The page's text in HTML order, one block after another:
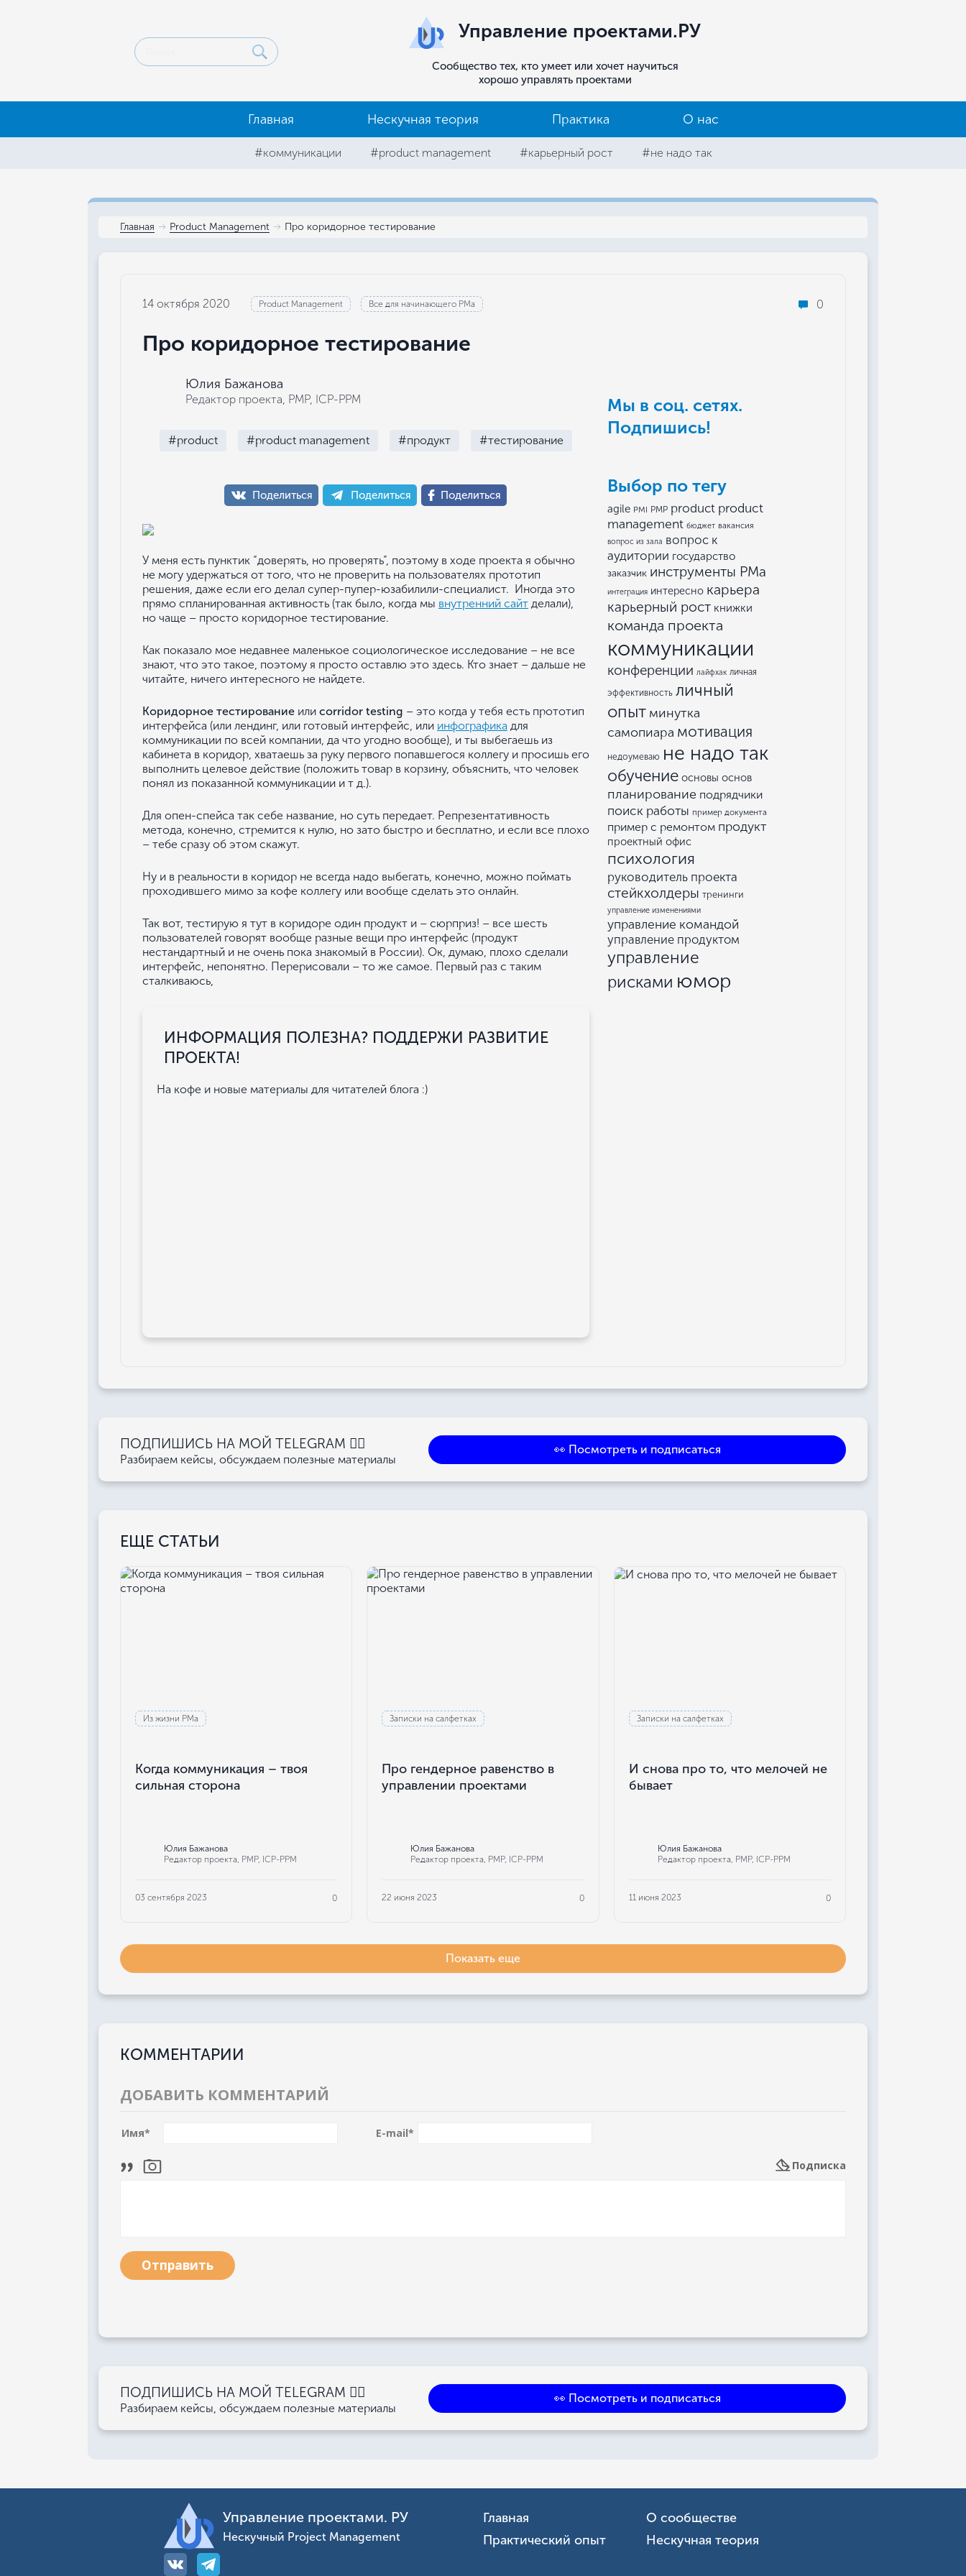
Управление проектами.РУ
Сообщество тех, кто умеет или хочет научиться
хорошо управлять проектами
Главная Нескучная теория Практика О нас
#коммуникации #product management #карьерный рост #не надо так
Главная Product Management Про коридорное тестирование
14 октября 2020 Product Management Все для начинающего РМа 0
Про коридорное тестирование
Юлия Бажанова
Редактор проекта, РМР, ICP-PPM
#product #product management #продукт #тестирование
Поделиться Поделиться Поделиться
У меня есть пунктик “доверять, но проверять”, поэтому в ходе проекта я обычно
не могу удержаться от того, что не проверить на пользователях прототип
решения, даже если его делал супер-пупер-юзабилили-специалист. Иногда это
прямо спланированная активность (так было, когда мы внутренний сайт делали),
но чаще – просто коридорное тестирование.
Как показало мое недавнее маленькое социологическое исследование – не все
знают, что это такое, поэтому я просто оставлю это здесь. Кто знает – дальше не
читайте, ничего интересного не найдете.
Коридорное тестирование или corridor testing – это когда у тебя есть прототип
интерфейса (или лендинг, или готовый интерфейс, или инфографика для
коммуникации по всей компании, да что угодно вообще), и ты выбегаешь из
кабинета в коридор, хватаешь за руку первого попавшегося коллегу и просишь его
выполнить целевое действие (положить товар в корзину, объяснить, что человек
понял из показанной коммуникации и т д.).
Для опен-спейса так себе название, но суть передает. Репрезентативность
метода, конечно, стремится к нулю, но зато быстро и бесплатно, и если все плохо
– тебе сразу об этом скажут.
Ну и в реальности в коридор не всегда надо выбегать, конечно, можно поймать
проходившего мимо за кофе коллегу или вообще сделать это онлайн.
Так вот, тестирую я тут в коридоре один продукт и – сюрприз! – все шесть
пользователей говорят вообще разные вещи про интерфейс (продукт
нестандартный и не очень пока знакомый в России). Ок, думаю, плохо сделали
интерфейс, непонятно. Перерисовали – то же самое. Первый раз с таким
сталкиваюсь,
ИНФОРМАЦИЯ ПОЛЕЗНА? ПОДДЕРЖИ РАЗВИТИЕ
ПРОЕКТА!
На кофе и новые материалы для читателей блога :)
Мы в соц. сетях.
Подпишись!
Выбор по тегу
agile PMI PMP product product
management бюджет вакансия
вопрос из зала вопрос к
аудитории государство
заказчик инструменты РМа
интеграция интересно карьера
карьерный рост книжки
команда проекта
коммуникации
конференции лайфхак личная
эффективность личный
опыт минутка
самопиара мотивация
недоумеваю не надо так
обучение основы основ
планирование подрядчики
поиск работы пример документа
пример с ремонтом продукт
проектный офис
психология
руководитель проекта
стейкхолдеры тренинги
управление изменениями
управление командой
управление продуктом
управление
рисками юмор
ПОДПИШИСЬ НА МОЙ TELEGRAM 👉🏻
Разбираем кейсы, обсуждаем полезные материалы
👀 Посмотреть и подписаться
ЕЩЕ СТАТЬИ
Из жизни РМа
Когда коммуникация – твоя
сильная сторона
Юлия Бажанова
Редактор проекта, РМР, ICP-PPM
03 сентября 2023 0
Записки на салфетках
Про гендерное равенство в
управлении проектами
Юлия Бажанова
Редактор проекта, РМР, ICP-PPM
22 июня 2023 0
Записки на салфетках
И снова про то, что мелочей не
бывает
Юлия Бажанова
Редактор проекта, РМР, ICP-PPM
11 июня 2023 0
Показать еще
КОММЕНТАРИИ
ДОБАВИТЬ КОММЕНТАРИЙ
Имя* E-mail*
Подписка
Отправить
ПОДПИШИСЬ НА МОЙ TELEGRAM 👉🏻
Разбираем кейсы, обсуждаем полезные материалы
👀 Посмотреть и подписаться
Управление проектами. РУ
Нескучный Project Management
Главная
О сообществе
Практический опыт
Нескучная теория